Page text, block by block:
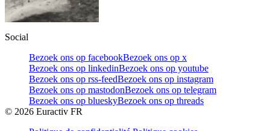
Social
Bezoek ons op facebookBezoek ons op x
Bezoek ons op linkedinBezoek ons op youtube
Bezoek ons op rss-feedBezoek ons op instagram
Bezoek ons op mastodonBezoek ons op telegram
Bezoek ons op blueskyBezoek ons op threads
© 2026 Euractiv FR